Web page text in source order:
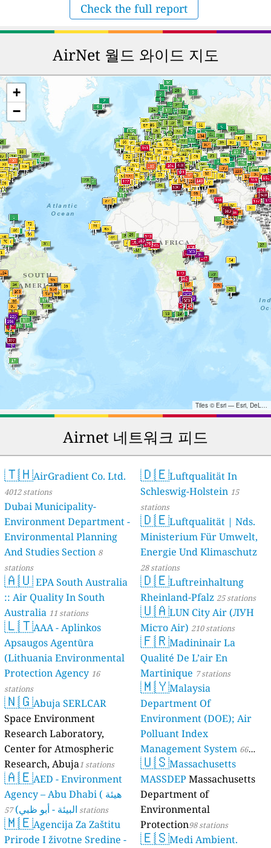
Check the full report
AirNet 월드 와이드 지도
+
−
Airnet 네트워크 피드
🇹🇭AirGradient Co. Ltd.
4012 stations
Dubai Municipality-
Environment Department -
Environmental Planning
And Studies Section 8
stations
🇦🇺EPA South Australia
:: Air Quality In South
Australia 11 stations
🇱🇹AAA - Aplinkos
Apsaugos Agentūra
(Lithuania Environmental
Protection Agency 16
stations
🇳🇬Abuja SERLCAR
Space Environment
Research Laboratory,
Center for Atmospheric
Research, Abuja1 stations
🇦🇪AED - Environment
Agency – Abu Dhabi ( هيئة
البيئة - أبو ظبي) 57 stations
🇲🇪Agencija Za Zaštitu
Prirode I životne Sredine -
🇩🇪Luftqualität In
Schleswig-Holstein 15
stations
🇩🇪Luftqualität | Nds.
Ministerium Für Umwelt,
Energie Und Klimaschutz
28 stations
🇩🇪Luftreinhaltung
Rheinland-Pfalz 25 stations
🇺🇦LUN City Air (ЛУН
Місто Air) 210 stations
🇫🇷Madininair La
Qualité De L’air En
Martinique 7 stations
🇲🇾Malaysia
Department Of
Environment (DOE); Air
Polluant Index
Management System 66
stations
🇺🇸Massachusetts
MASSDEP Massachusetts
Department of
Environmental
Protection98 stations
🇪🇸Medi Ambient.